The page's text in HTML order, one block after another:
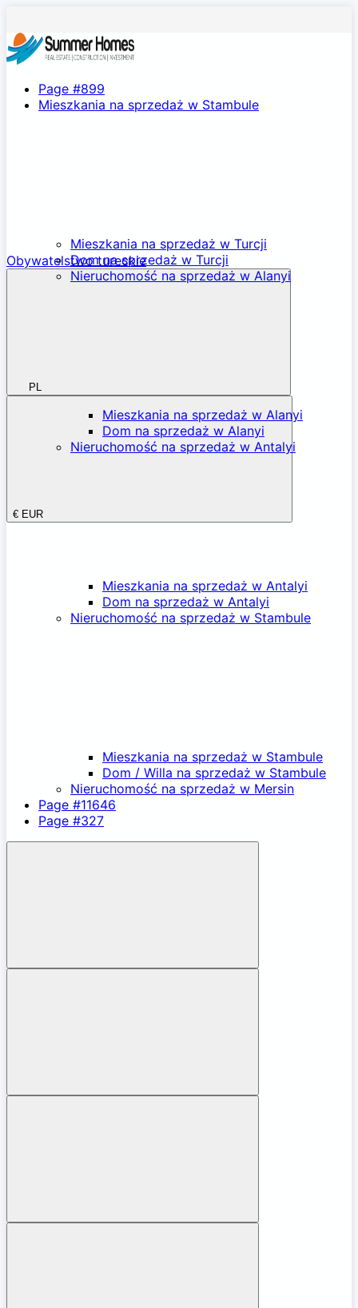
Obywatelstwo tureckie
PL
€ EUR
Page #899
Mieszkania na sprzedaż w Stambule
Mieszkania na sprzedaż w Turcji
Dom na sprzedaż w Turcji
Nieruchomość na sprzedaż w Alanyi
Mieszkania na sprzedaż w Alanyi
Dom na sprzedaż w Alanyi
Nieruchomość na sprzedaż w Antalyi
Mieszkania na sprzedaż w Antalyi
Dom na sprzedaż w Antalyi
Nieruchomość na sprzedaż w Stambule
Mieszkania na sprzedaż w Stambule
Dom / Willa na sprzedaż w Stambule
Nieruchomość na sprzedaż w Mersin
Page #11646
Page #327